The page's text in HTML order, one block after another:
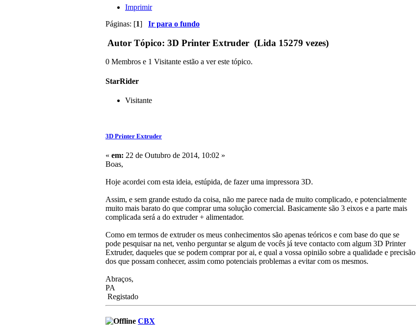
Imprimir
Páginas: [1] Ir para o fundo
Autor Tópico: 3D Printer Extruder (Lida 15279 vezes)
0 Membros e 1 Visitante estão a ver este tópico.
StarRider
Visitante
3D Printer Extruder
« em: 22 de Outubro de 2014, 10:02 »
Boas,
Hoje acordei com esta ideia, estúpida, de fazer uma impressora 3D.
Assim, e sem grande estudo da coisa, não me parece nada de muito complicado, e potencialmente
muito mais barato do que comprar uma solução comercial. Basicamente são 3 eixos e a parte mais
complicada será a do extruder + alimentador.
Como em termos de extruder os meus conhecimentos são apenas teóricos e com base do que se
pode pesquisar na net, venho perguntar se algum de vocês já teve contacto com algum 3D Printer
Extruder, daqueles que se podem comprar por ai, e qual a vossa opinião sobre a qualidade e precisão
dos que possam conhecer, assim como potenciais problemas a evitar com os mesmos.
Abraços,
PA
Registado
CBX